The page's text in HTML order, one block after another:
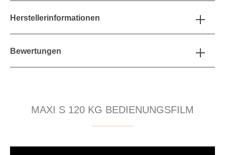
Herstellerinformationen
Bewertungen
MAXI S 120 KG BEDIENUNGSFILM